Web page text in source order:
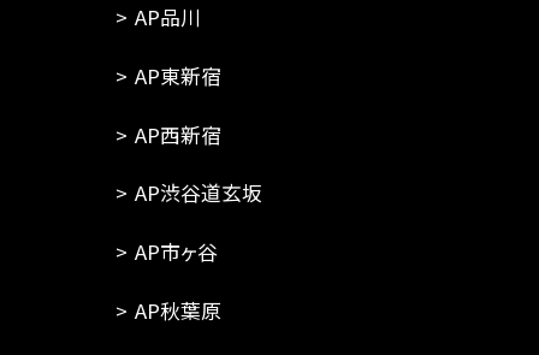
AP品川
AP東新宿
AP西新宿
AP渋谷道玄坂
AP市ヶ谷
AP秋葉原